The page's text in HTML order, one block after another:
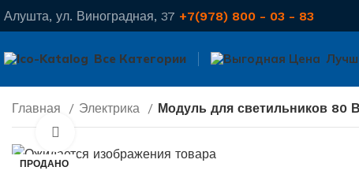
Алушта, ул. Виноградная, 37 +7(978) 800 - 03 - 83
Все Категории
Главная Электрика Модуль для светильников 80
ПРОДАНО
Нажмите, чтобы увеличить